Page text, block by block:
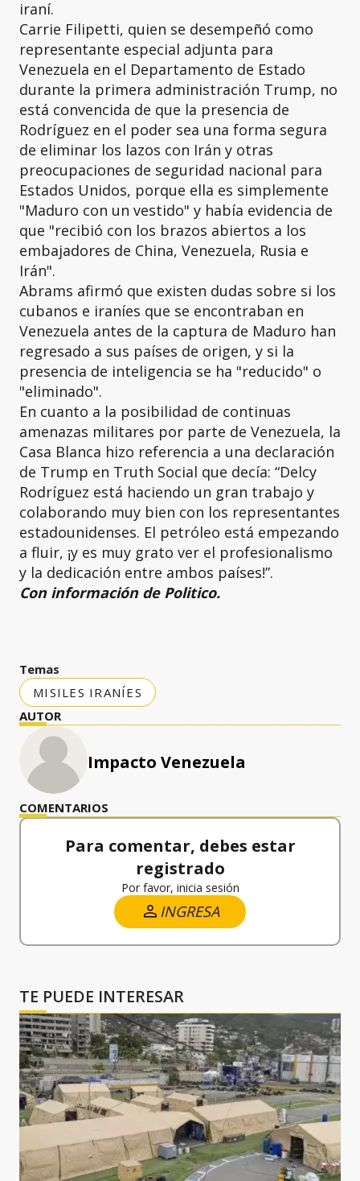
iraní.
Carrie Filipetti, quien se desempeñó como
representante especial adjunta para
Venezuela en el Departamento de Estado
durante la primera administración Trump, no
está convencida de que la presencia de
Rodríguez en el poder sea una forma segura
de eliminar los lazos con Irán y otras
preocupaciones de seguridad nacional para
Estados Unidos, porque ella es simplemente
"Maduro con un vestido" y había evidencia de
que "recibió con los brazos abiertos a los
embajadores de China, Venezuela, Rusia e
Irán".
Abrams afirmó que existen dudas sobre si los
cubanos e iraníes que se encontraban en
Venezuela antes de la captura de Maduro han
regresado a sus países de origen, y si la
presencia de inteligencia se ha "reducido" o
"eliminado".
En cuanto a la posibilidad de continuas
amenazas militares por parte de Venezuela, la
Casa Blanca hizo referencia a una declaración
de Trump en Truth Social que decía: “Delcy
Rodríguez está haciendo un gran trabajo y
colaborando muy bien con los representantes
estadounidenses. El petróleo está empezando
a fluir, ¡y es muy grato ver el profesionalismo
y la dedicación entre ambos países!”.
Con información de Politico.
Temas
MISILES IRANÍES
AUTOR
Impacto Venezuela
COMENTARIOS
Para comentar, debes estar
registrado
Por favor, inicia sesión
INGRESA
TE PUEDE INTERESAR